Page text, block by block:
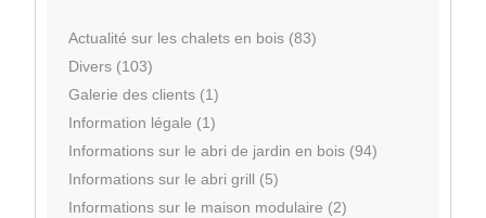
Actualité sur les chalets en bois (83)
Divers (103)
Galerie des clients (1)
Information légale (1)
Informations sur le abri de jardin en bois (94)
Informations sur le abri grill (5)
Informations sur le maison modulaire (2)